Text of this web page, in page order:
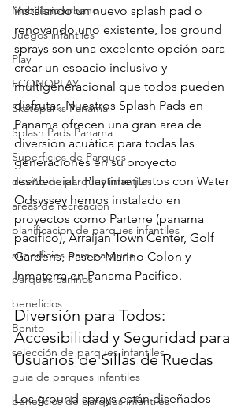
Mobiliario urbano
Juegos infantiles
Play
ECONOPLAY
Skateparks Panama
Splash Pads Panama
Superficies de Parques
diseño de parques infantiles
areas de recreación
planificacion de parques infantiles
superficies para parques
parques caninos
beneficios
Benito
selección de parques infantiles
guia de parques infantiles
beneficios de parques infantiles
instalando un nuevo splash pad o
renovando uno existente, los ground
sprays son una excelente opción para
crear un espacio inclusivo y
multigeneracional que todos pueden
disfrutar. Nuestros Splash Pads en
Panama ofrecen una gran area de
diversión acuática para todas las
generaciones en su proyecto
residencial.  Playtime juntos con Water
Odsyssey hemos instalado en
proyectos como Parterre (panama
pacifico), Arraijan Town Center, Golf
Gardens, Paseo Marino Colon y
Inmaterra en Panama Pacifico.
Diversión para Todos:
Accesibilidad y Seguridad para
Usuarios de Sillas de Ruedas
Los ground sprays están diseñados